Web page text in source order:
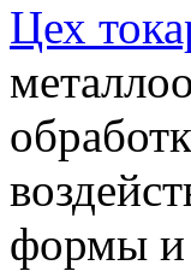
Цех
формы и